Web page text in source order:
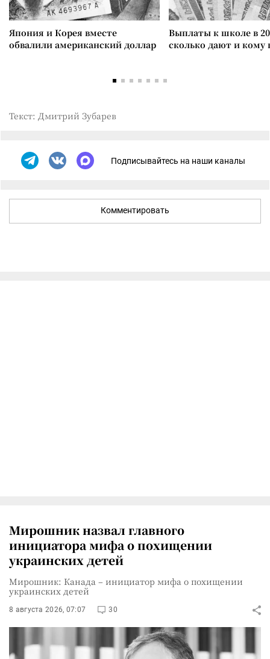
Япония и Корея вместе
обвалили американский доллар
Выплаты к школе в
сколько дают и
Текст: Дмитрий Зубарев
Подписывайтесь на наши каналы
Комментировать
Мирошник назвал главного
инициатора мифа о похищении
украинских детей
Мирошник: Канада – инициатор мифа о похищении
украинских детей
8 августа 2026, 07:07 30